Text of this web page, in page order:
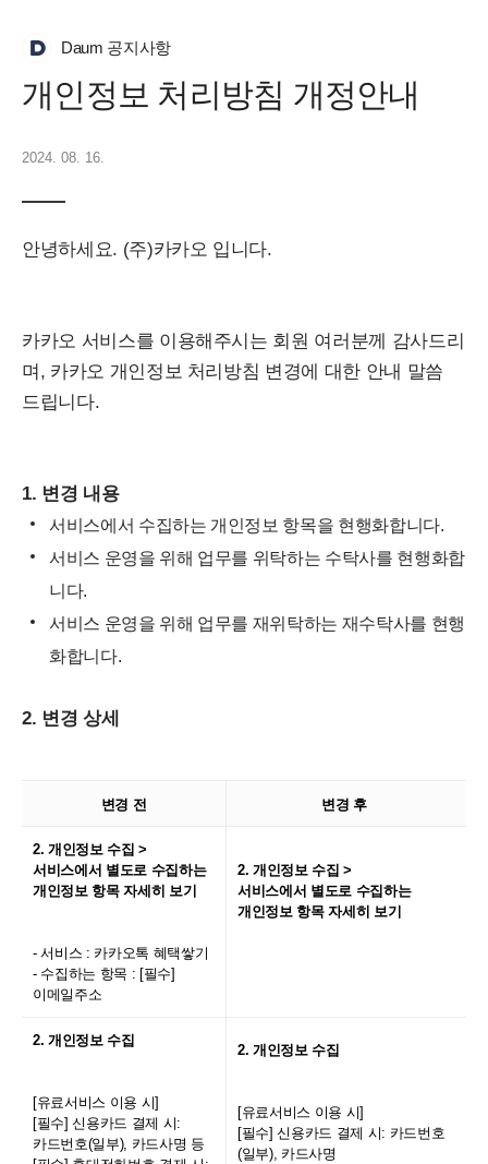
Daum 공지사항
개인정보 처리방침 개정안내
2024. 08. 16.
안녕하세요. (주)카카오 입니다.
카카오 서비스를 이용해주시는 회원 여러분께 감사드리
며, 카카오 개인정보 처리방침 변경에 대한 안내 말씀
드립니다.
1. 변경 내용
서비스에서 수집하는 개인정보 항목을 현행화합니다.
서비스 운영을 위해 업무를 위탁하는 수탁사를 현행화합
니다.
서비스 운영을 위해 업무를 재위탁하는 재수탁사를 현행
화합니다.
2. 변경 상세
변경 전 변경 후
2. 개인정보 수집 >
서비스에서 별도로 수집하는
개인정보 항목 자세히 보기
- 서비스 : 카카오톡 혜택쌓기
- 수집하는 항목 : [필수]
이메일주소
2. 개인정보 수집 >
서비스에서 별도로 수집하는
개인정보 항목 자세히 보기
2. 개인정보 수집
[유료서비스 이용 시]
[필수] 신용카드 결제 시:
카드번호(일부), 카드사명 등
2. 개인정보 수집
[유료서비스 이용 시]
[필수] 신용카드 결제 시: 카드번호
(일부), 카드사명